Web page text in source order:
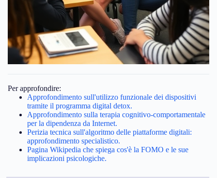
Per approfondire:
Approfondimento sull'utilizzo funzionale dei dispositivi
tramite il programma digital detox.
Approfondimento sulla terapia cognitivo-comportamentale
per la dipendenza da Internet.
Perizia tecnica sull'algoritmo delle piattaforme digitali:
approfondimento specialistico.
Pagina Wikipedia che spiega cos'è la FOMO e le sue
implicazioni psicologiche.